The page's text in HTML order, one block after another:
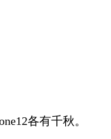
各有千秋。